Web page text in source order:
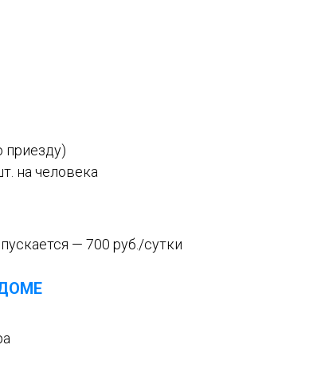
на человека
— 700 руб./сутки